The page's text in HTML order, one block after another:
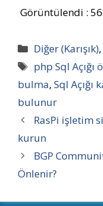
Görüntülendi :
Kategoriler
Diğer (Karışık),
Etiketler
php Sql Açığı
bulma, Sql Açığı
bulunur
RasPi işletim
kurun
BGP
Önlenir?